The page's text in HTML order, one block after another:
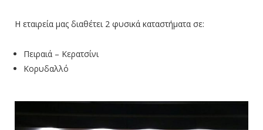
Η εταιρεία μας διαθέτει 2 φυσικά καταστήματα σε:
Πειραιά – Κερατσίνι
Κορυδαλλό